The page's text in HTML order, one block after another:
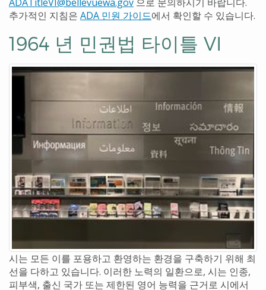
추가적인 지침은 ADA 민원 가이드에서 확인할 수 있습니다.
1964 년 민권법 타이틀 VI
시는 모든 이를 포용하고 환영하는 환경을 구축하기 위해 최
선을 다하고 있습니다. 이러한 노력의 일환으로, 시는 인종,
피부색, 출신 국가 또는 제한된 영어 능력을 근거로 시에서